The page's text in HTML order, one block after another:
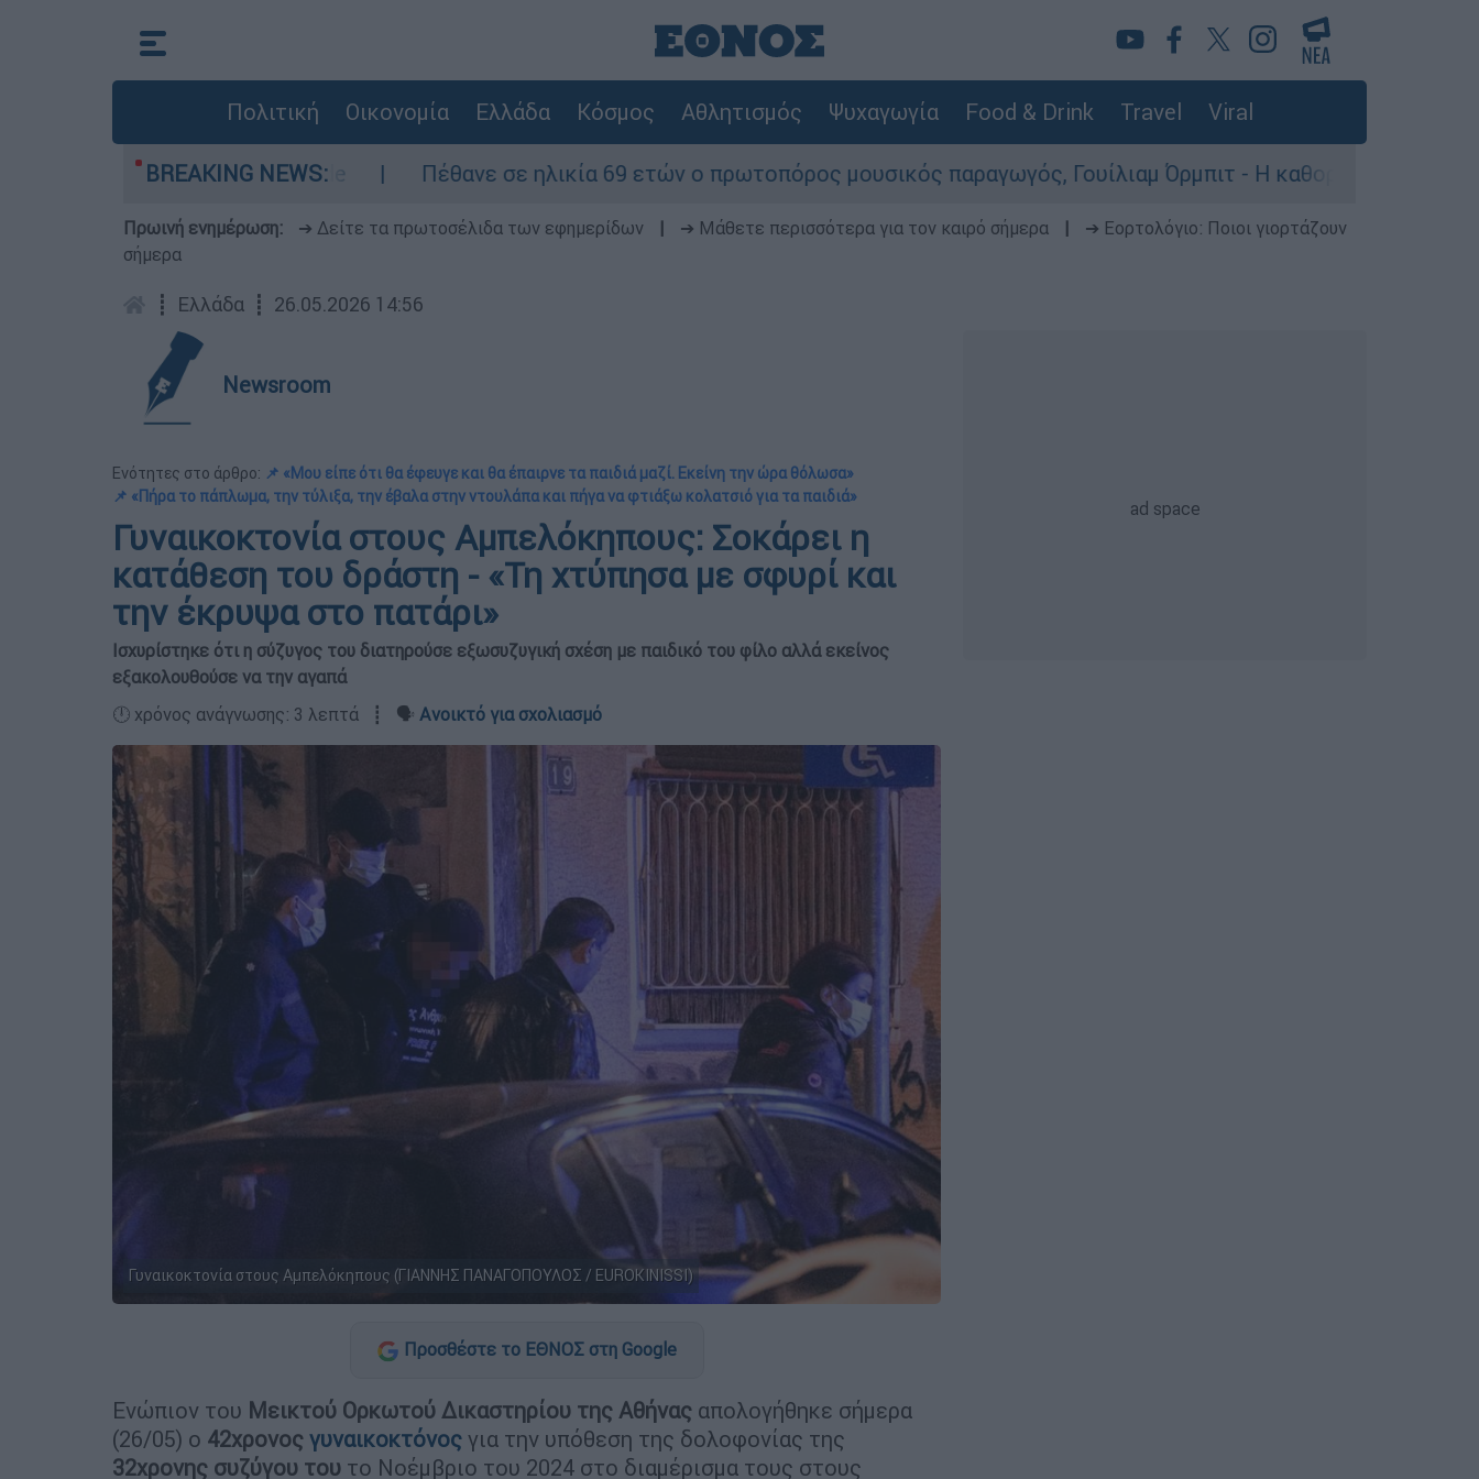
Πολιτική Οικονομία Ελλάδα Κόσμος Αθλητισμός Ψυχαγωγία Food & Drink Travel Viral
BREAKING NEWS:
σε red code Πέθανε σε ηλικία 69 ετών ο πρωτοπόρος μουσικός παραγωγός, Γουίλιαμ Όρμπιτ - Η καθοριστική συμβολή του στο
Πρωινή ενημέρωση: ➔ Δείτε τα πρωτοσέλιδα των εφημερίδων ➔ Μάθετε περισσότερα για τον καιρό σήμερα
➔ Εορτολόγιο: Ποιοι γιορτάζουν
σήμερα
┋ Ελλάδα ┋ 26.05.2026 14:56
Newsroom
Ενότητες στο άρθρο: 📌 «Μου είπε ότι θα έφευγε και θα έπαιρνε τα παιδιά μαζί. Εκείνη την ώρα θόλωσα»
📌 «Πήρα το πάπλωμα, την τύλιξα, την έβαλα στην ντουλάπα και πήγα να φτιάξω κολατσιό για τα παιδιά»
Γυναικοκτονία στους Αμπελόκηπους: Σοκάρει η
κατάθεση του δράστη - «Τη χτύπησα με σφυρί και
την έκρυψα στο πατάρι»
Ισχυρίστηκε ότι η σύζυγος του διατηρούσε εξωσυζυγική σχέση με παιδικό του φίλο αλλά εκείνος
εξακολουθούσε να την αγαπά
🕛 χρόνος ανάγνωσης: 3 λεπτά ┋ 🗣️ Ανοικτό για σχολιασμό
Γυναικοκτονία στους Αμπελόκηπους (ΓΙΑΝΝΗΣ ΠΑΝΑΓΟΠΟΥΛΟΣ / EUROKINISSI)
Προσθέστε το ΕΘΝΟΣ στη Google
Ενώπιον του Μεικτού Ορκωτού Δικαστηρίου της Αθήνας απολογήθηκε σήμερα
(26/05) ο 42χρονος γυναικοκτόνος για την υπόθεση της δολοφονίας της
32χρονης συζύγου του το Νοέμβριο του 2024 στο διαμέρισμα τους στους